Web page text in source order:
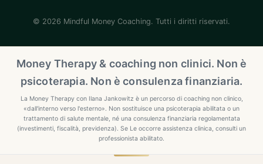
© 2026 Mindful Money Coaching. Tutti i diritti riservati.
Money Therapy & coaching non clinici. Non è
psicoterapia. Non è consulenza finanziaria.
La Money Therapy con Ilana Jankowitz è un percorso di coaching non clinico,
«dall'interno verso l'esterno». Non sostituisce una psicoterapia abilitata o un
trattamento di salute mentale, né una consulenza finanziaria regolamentata
(investimenti, fiscalità, previdenza). Se Le occorre assistenza clinica, consulti un
professionista abilitato.